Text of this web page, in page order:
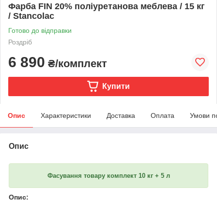
Фарба FIN 20% поліуретанова меблева / 15 кг
/ Stancolac
Готово до відправки
Роздріб
6 890 ₴/комплект
Купити
Опис Характеристики Доставка Оплата Умови
Опис
Фасування товару комплект 10 кг + 5 л
Опис: